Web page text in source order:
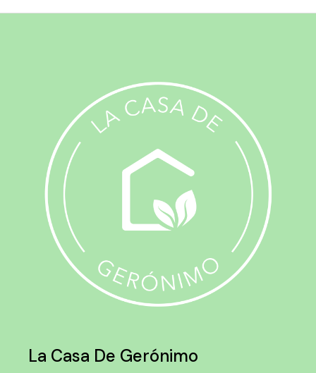
La Casa De Gerónimo